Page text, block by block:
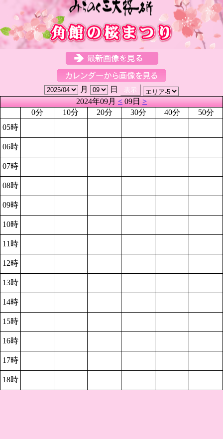
月
日
2024年09月<09日>
0分
10分 20分 30分 40分
50分
05時
06時
07時
08時
09時
10時
11時
12時
13時
14時
15時
16時
17時
18時